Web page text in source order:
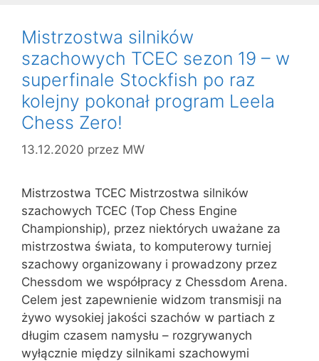
Mistrzostwa silników
szachowych TCEC sezon 19 – w
superfinale Stockfish po raz
kolejny pokonał program Leela
Chess Zero!
13.12.2020 przez MW
Mistrzostwa TCEC Mistrzostwa silników
szachowych TCEC (Top Chess Engine
Championship), przez niektórych uważane za
mistrzostwa świata, to komputerowy turniej
szachowy organizowany i prowadzony przez
Chessdom we współpracy z Chessdom Arena.
Celem jest zapewnienie widzom transmisji na
żywo wysokiej jakości szachów w partiach z
długim czasem namysłu – rozgrywanych
wyłącznie między silnikami szachowymi